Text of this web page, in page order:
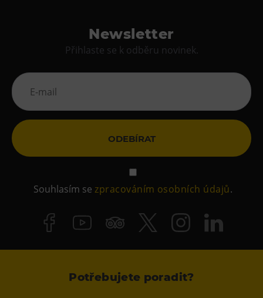
Newsletter
Přihlaste se k odběru novinek.
ODEBÍRAT
Souhlasím sezpracováním osobních údajů.
Potřebujete poradit?